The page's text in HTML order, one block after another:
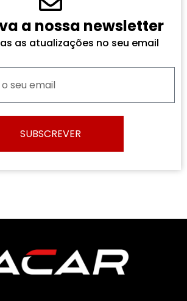
a nossa newsletter
as atualizações no seu email
SUBSCREVER